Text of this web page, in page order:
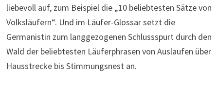
liebevoll auf, zum Beispiel die „10 beliebtesten Sätze von
Volksläufern“. Und im Läufer-Glossar setzt die
Germanistin zum langgezogenen Schlussspurt durch den
Wald der beliebtesten Läuferphrasen von Auslaufen über
Hausstrecke bis Stimmungsnest an.